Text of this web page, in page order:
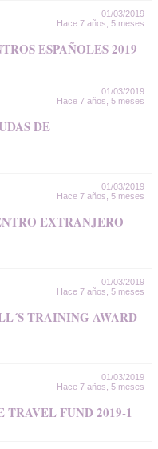
01/03/2019
Hace 7 años, 5 meses
ESPAÑOLES 2019
01/03/2019
Hace 7 años, 5 meses
DE
01/03/2019
Hace 7 años, 5 meses
EXTRANJERO
01/03/2019
Hace 7 años, 5 meses
TRAINING AWARD
01/03/2019
Hace 7 años, 5 meses
FUND 2019-1